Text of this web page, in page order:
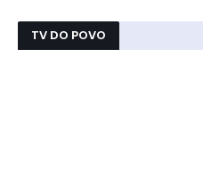
TV DO POVO